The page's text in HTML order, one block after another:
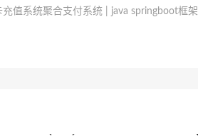
充值系统聚合支付系统 | java springboot框架